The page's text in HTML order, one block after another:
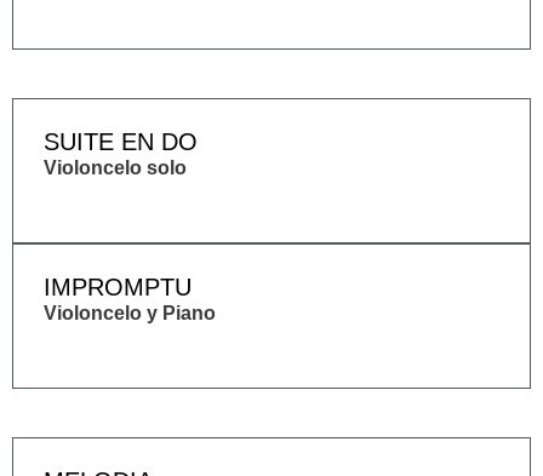
SUITE EN DO
Violoncelo solo
IMPROMPTU
Violoncelo y Piano